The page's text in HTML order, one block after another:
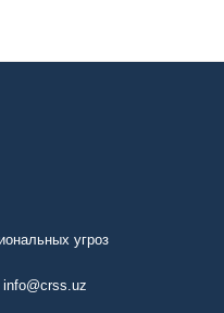
угроз
info@crss.uz